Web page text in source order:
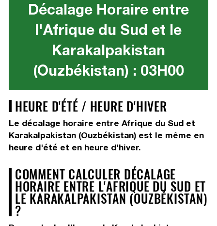
Décalage Horaire entre
l'Afrique du Sud et le
Karakalpakistan
(Ouzbékistan) : 03H00
HEURE D'ÉTÉ / HEURE D'HIVER
Le décalage horaire entre Afrique du Sud et
Karakalpakistan (Ouzbékistan) est le même en
heure d'été et en heure d'hiver.
COMMENT CALCULER DÉCALAGE
HORAIRE ENTRE L'AFRIQUE DU SUD ET
LE KARAKALPAKISTAN (OUZBÉKISTAN)
?